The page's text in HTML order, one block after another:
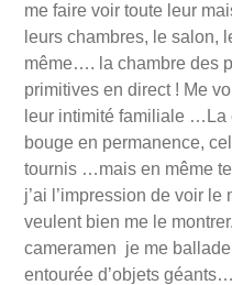
me faire voir toute leur
leurs chambres, le salon,
même…. la chambre des
primitives en direct ! Me
leur intimité familiale …La
bouge en permanence,
tournis …mais en même
j’ai l’impression de voir
veulent bien me le
cameramen je me
entourée d’objets